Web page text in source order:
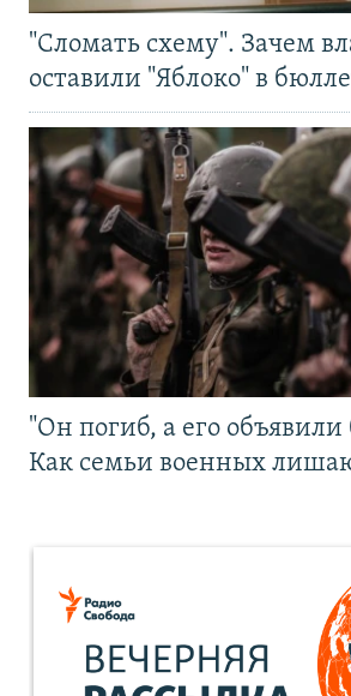
"Сломать схему". Зачем
оставили "Яблоко" в
"Он погиб, а его объявили
Как семьи военных